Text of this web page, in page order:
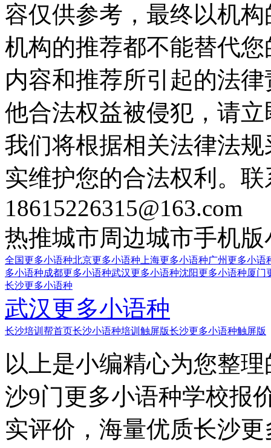
容仅供参考，最终以机
机构的推荐都不能替代
内容和推荐所引起的法
他合法权益被侵犯，请
我们将根据相关法律法
实维护您的合法权利。
18615226315@163.com
热推城市周边城市手机版
全国更多小语种北京更多小语种 上海更多小语种广州更多小语
多小语种成都更多小语种武汉更多小语种沈阳更多小语种厦门
长沙更多小语种
武汉更多小语种
长沙培训帮首页长沙小语种培训触屏版长沙更多小语种触屏版
以上是小编精心为您整
沙9门更多小语种学校报
实评价，海量优质长沙